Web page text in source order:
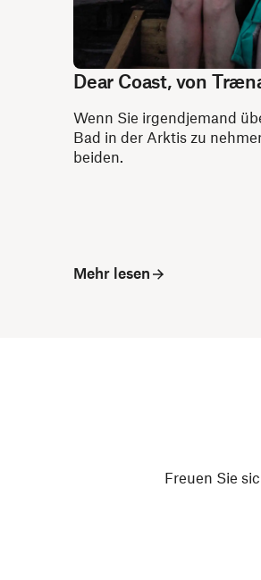
Dear Coast, von
Wenn Sie irgendjemand
Bad in der Arktis zu
beiden.
Mehr lesen
Freuen Sie